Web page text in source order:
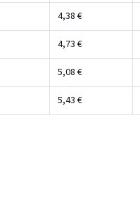
4,38 €
4,73 €
5,08 €
5,43 €